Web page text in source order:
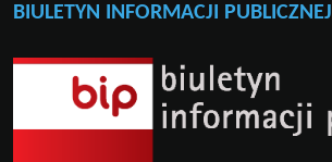
BIULETYN INFORMACJI PUBLICZNEJ